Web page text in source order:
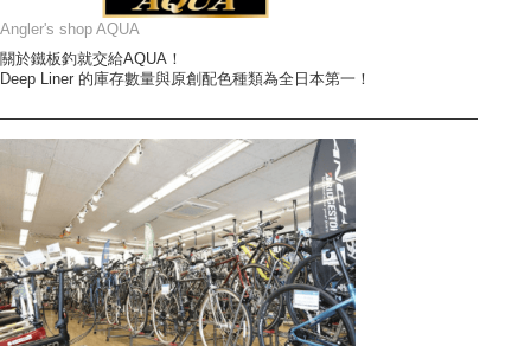
Angler's shop AQUA
關於鐵板釣就交給AQUA！
Deep Liner 的庫存數量與原創配色種類為全日本第一！